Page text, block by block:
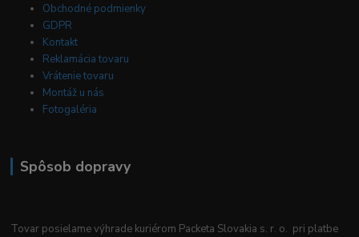
Obchodné podmienky
GDPR
Kontakt
Reklamácia tovaru
Vrátenie tovaru
Montáž u nás
Fotogaléria
Spôsob dopravy
Tovar posielame výhrade kuriérom Packeta Slovakia s. r. o. pri platbe